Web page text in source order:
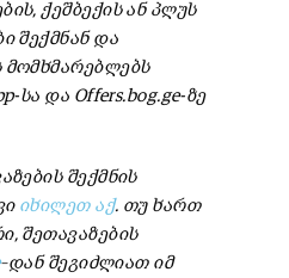
,ქეშბექის ან პლუს
შექმნან და
მომხმარებლებს
სა და Offers.bog.ge-ზე
შექმნის
იხილეთ აქ. თუ ხართ
, შეთავაზების
–დან შეგიძლიათ იმ